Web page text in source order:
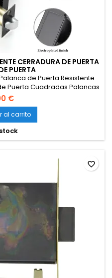
CERRADURA DE PUERTA
PUERTA
Palanca de Puerta Resistente
Puerta Cuadradas Palancas
Manijas de Puerta Delantera
con Llave
€
al carrito
favorite_border